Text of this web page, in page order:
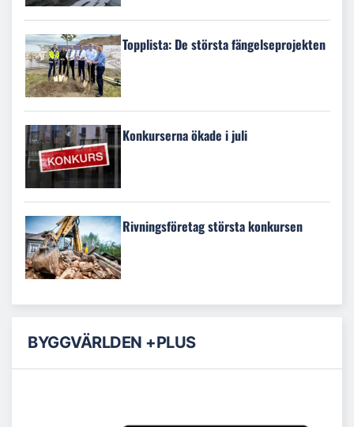
Topplista: De största fängelseprojekten
Konkurserna ökade i juli
Rivningsföretag största konkursen
BYGGVÄRLDEN +PLUS